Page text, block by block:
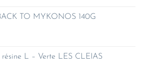
TO MYKONOS 140G
résine L – Verte LES CLEIAS